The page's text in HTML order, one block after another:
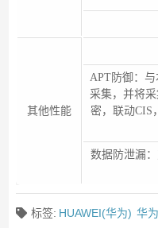
其他性能
APT防御：
采集，并将
密，联动CIS
数据防泄漏
标签: HUAWEI(华为) 华